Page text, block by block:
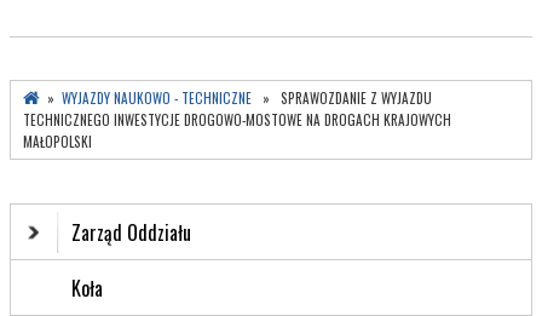
» WYJAZDY NAUKOWO - TECHNICZNE » SPRAWOZDANIE Z WYJAZDU
TECHNICZNEGO INWESTYCJE DROGOWO-MOSTOWE NA DROGACH KRAJOWYCH
MAŁOPOLSKI
Zarząd Oddziału
Koła